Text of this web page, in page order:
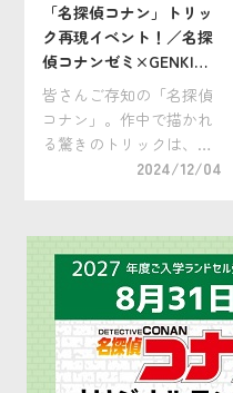
「名探偵コナン」トリッ
ク再現イベント！／名探
偵コナンゼミ×GENKI
LABO トリックサイエン
スライブ 開催レポート！
(2024/11/2)
皆さんご存知の「名探偵
コナン」。作中で描かれ
る驚きのトリックは、そ
の人気を支える大きな魅
場するトリックを、クイ
ズと科学実験を交えて紹
介するサイエンスライブ
が、2024年11月 […]
2024/12/04